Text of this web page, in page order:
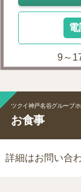
電
9～
ツクイ神戸名谷グループ
お食事
詳細はお問い合